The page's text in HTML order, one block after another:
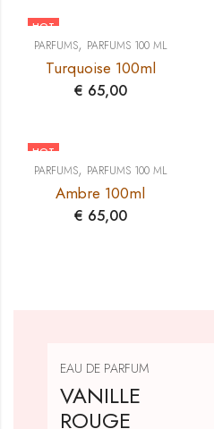
HOT
PARFUMS, PARFUMS 100 ML
Turquoise 100ml
€ 65,00
HOT
PARFUMS, PARFUMS 100 ML
Ambre 100ml
€ 65,00
EAU DE PARFUM
VANILLE
ROUGE